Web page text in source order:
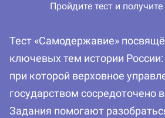
Пройдите тест и
Тест «Самодержавие»
ключевых тем истории
при которой верховное
государством сосредоточено
Задания помогают